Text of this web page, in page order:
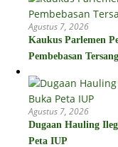
Agustus 7, 2026
Kaukus Parlemen
Pembebasan
Agustus 7, 2026
Dugaan Hauling
Peta IUP